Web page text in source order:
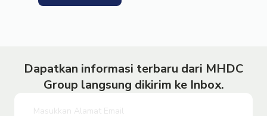
Dapatkan informasi terbaru dari MHDC
Group langsung dikirim ke Inbox.